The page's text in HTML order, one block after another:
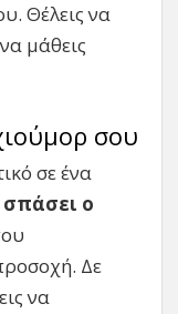
Θέλεις να
μάθεις
σου
σε ένα
σπάσει ο
Δε
να